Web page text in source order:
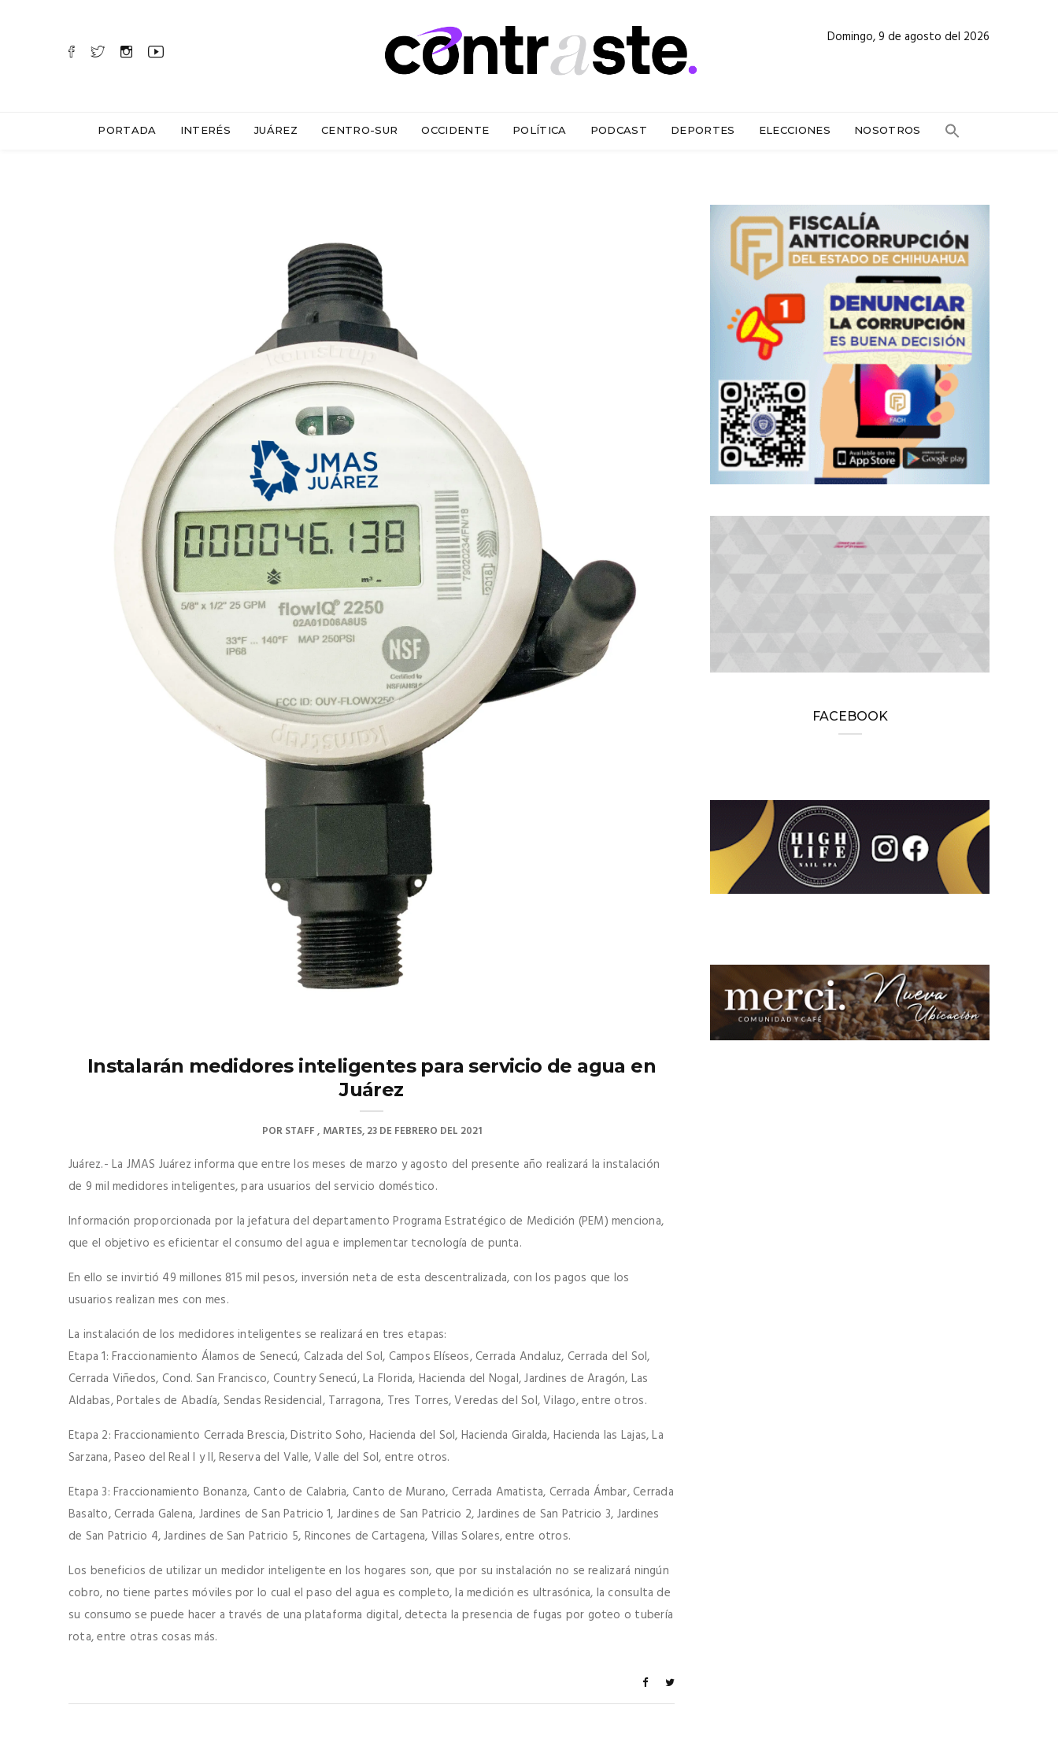
Domingo, 9 de agosto del 2026
PORTADA INTERÉS JUÁREZ CENTRO-SUR OCCIDENTE POLÍTICA PODCAST DEPORTES ELECCIONES NOSOTROS
Instalarán medidores inteligentes para servicio de agua en
Juárez
PORSTAFF MARTES, 23 DE FEBRERO DEL 2021
Juárez.- La JMAS Juárez informa que entre los meses de marzo y agosto del presente año realizará la instalación
de 9 mil medidores inteligentes, para usuarios del servicio doméstico.
Información proporcionada por la jefatura del departamento Programa Estratégico de Medición (PEM) menciona,
que el objetivo es eficientar el consumo del agua e implementar tecnología de punta.
En ello se invirtió 49 millones 815 mil pesos, inversión neta de esta descentralizada, con los pagos que los
usuarios realizan mes con mes.
La instalación de los medidores inteligentes se realizará en tres etapas:
Etapa 1: Fraccionamiento Álamos de Senecú, Calzada del Sol, Campos Elíseos, Cerrada Andaluz, Cerrada del Sol,
Cerrada Viñedos, Cond. San Francisco, Country Senecú, La Florida, Hacienda del Nogal, Jardines de Aragón, Las
Aldabas, Portales de Abadía, Sendas Residencial, Tarragona, Tres Torres, Veredas del Sol, Vilago, entre otros.
Etapa 2: Fraccionamiento Cerrada Brescia, Distrito Soho, Hacienda del Sol, Hacienda Giralda, Hacienda las Lajas, La
Sarzana, Paseo del Real I y II, Reserva del Valle, Valle del Sol, entre otros.
Etapa 3: Fraccionamiento Bonanza, Canto de Calabria, Canto de Murano, Cerrada Amatista, Cerrada Ámbar, Cerrada
Basalto, Cerrada Galena, Jardines de San Patricio 1, Jardines de San Patricio 2, Jardines de San Patricio 3, Jardines
de San Patricio 4, Jardines de San Patricio 5, Rincones de Cartagena, Villas Solares, entre otros.
Los beneficios de utilizar un medidor inteligente en los hogares son, que por su instalación no se realizará ningún
cobro, no tiene partes móviles por lo cual el paso del agua es completo, la medición es ultrasónica, la consulta de
su consumo se puede hacer a través de una plataforma digital, detecta la presencia de fugas por goteo o tubería
rota, entre otras cosas más.
FACEBOOK